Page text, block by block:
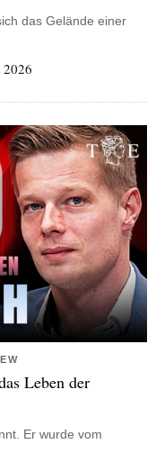
das Gelände einer
Leben der
Er wurde vom